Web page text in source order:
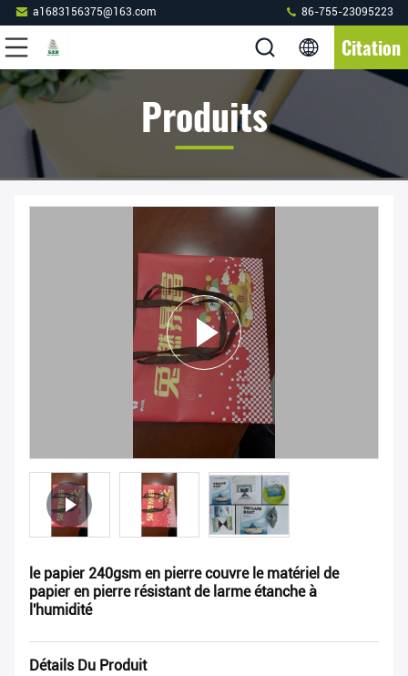
a1683156375@163.com 86-755-23095223
Citation
Produits
le papier 240gsm en pierre couvre le matériel de
papier en pierre résistant de larme étanche à
l'humidité
Détails Du Produit